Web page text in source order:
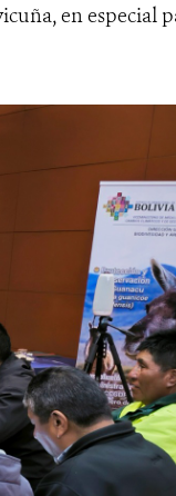
en especial